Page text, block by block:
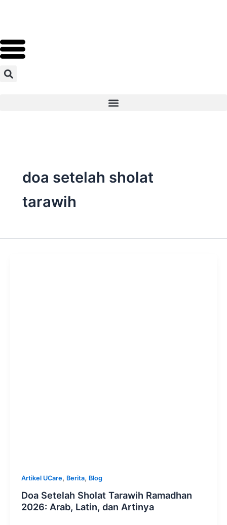
doa setelah sholat
tarawih
Artikel UCare, Berita, Blog
Doa Setelah Sholat Tarawih Ramadhan
2026: Arab, Latin, dan Artinya